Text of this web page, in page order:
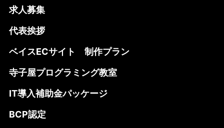
求人募集
代表挨拶
ベイスECサイト 制作プラン
寺子屋プログラミング教室
IT導入補助金パッケージ
BCP認定